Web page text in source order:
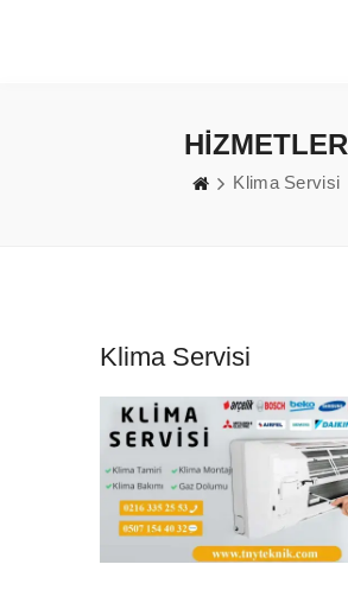
HİZMETLER
Klima Servisi
Klima Servisi